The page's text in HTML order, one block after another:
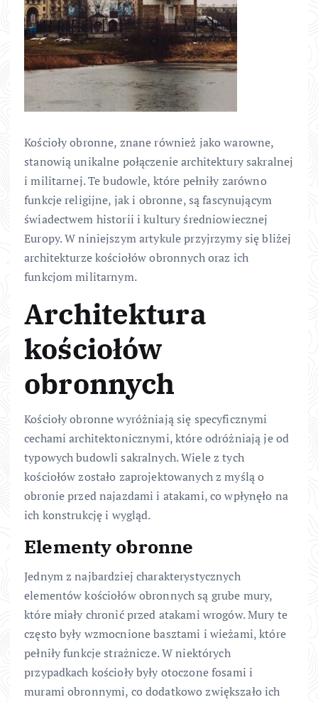
Kościoły obronne, znane również jako warowne,
stanowią unikalne połączenie architektury sakralnej
i militarnej. Te budowle, które pełniły zarówno
funkcje religijne, jak i obronne, są fascynującym
świadectwem historii i kultury średniowiecznej
Europy. W niniejszym artykule przyjrzymy się bliżej
architekturze kościołów obronnych oraz ich
funkcjom militarnym.
Architektura
kościołów
obronnych
Kościoły obronne wyróżniają się specyficznymi
cechami architektonicznymi, które odróżniają je od
typowych budowli sakralnych. Wiele z tych
kościołów zostało zaprojektowanych z myślą o
obronie przed najazdami i atakami, co wpłynęło na
ich konstrukcję i wygląd.
Elementy obronne
Jednym z najbardziej charakterystycznych
elementów kościołów obronnych są grube mury,
które miały chronić przed atakami wrogów. Mury te
często były wzmocnione basztami i wieżami, które
pełniły funkcje strażnicze. W niektórych
przypadkach kościoły były otoczone fosami i
murami obronnymi, co dodatkowo zwiększało ich